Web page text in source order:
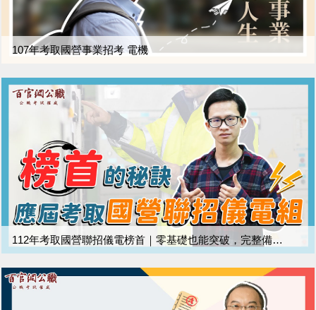
107年考取國營事業招考 電機
112年考取國營聯招儀電榜首｜零基礎也能突破，完整備考經驗分享